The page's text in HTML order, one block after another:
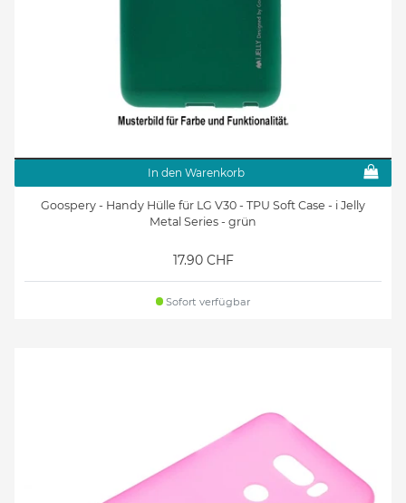
In den Warenkorb
Goospery - Handy Hülle für LG V30 - TPU Soft Case - i Jelly
Metal Series - grün
17.90 CHF
Sofort verfügbar